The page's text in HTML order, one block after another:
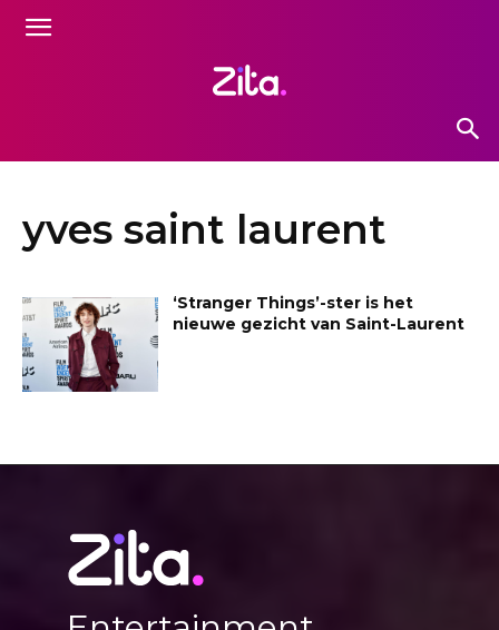
yves saint laurent
‘Stranger Things’-ster is het
nieuwe gezicht van Saint-Laurent